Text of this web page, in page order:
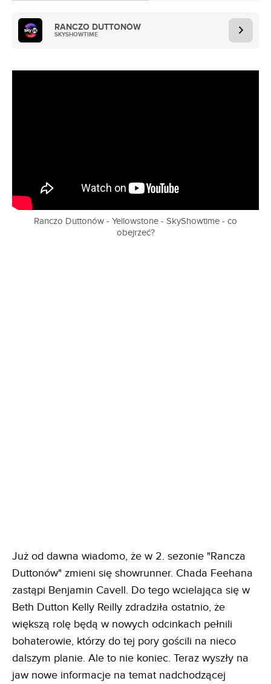
RANCZO DUTTONÓW
SKYSHOWTIME
Ranczo Duttonów - Yellowstone - SkyShowtime - co
obejrzeć?
Już od dawna wiadomo, że w 2. sezonie "Rancza
Duttonów" zmieni się showrunner. Chada Feehana
zastąpi Benjamin Cavell. Do tego wcielająca się w
Beth Dutton Kelly Reilly zdradziła ostatnio, że
większą rolę będą w nowych odcinkach pełnili
bohaterowie, którzy do tej pory gościli na nieco
dalszym planie. Ale to nie koniec. Teraz wyszły na
jaw nowe informacje na temat nadchodzącej